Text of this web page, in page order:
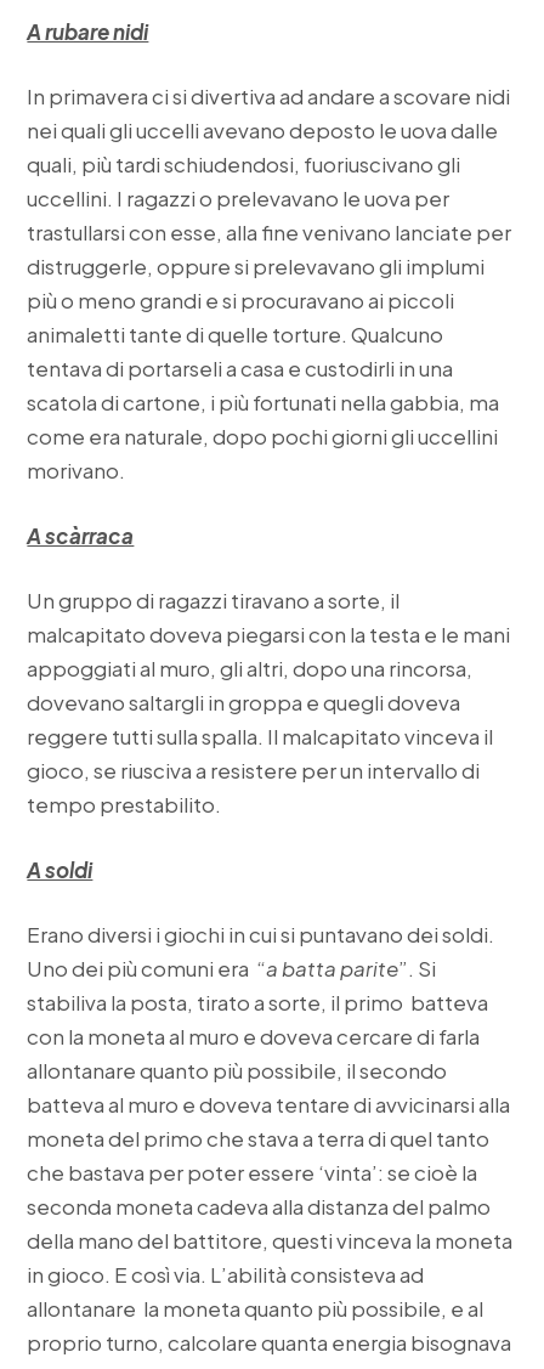
A rubare nidi
In primavera ci si divertiva ad andare a scovare nidi
nei quali gli uccelli avevano deposto le uova dalle
quali, più tardi schiudendosi, fuoriuscivano gli
uccellini. I ragazzi o prelevavano le uova per
trastullarsi con esse, alla fine venivano lanciate per
distruggerle, oppure si prelevavano gli implumi
più o meno grandi e si procuravano ai piccoli
animaletti tante di quelle torture. Qualcuno
tentava di portarseli a casa e custodirli in una
scatola di cartone, i più fortunati nella gabbia, ma
come era naturale, dopo pochi giorni gli uccellini
morivano.
A scàrraca
Un gruppo di ragazzi tiravano a sorte, il
malcapitato doveva piegarsi con la testa e le mani
appoggiati al muro, gli altri, dopo una rincorsa,
dovevano saltargli in groppa e quegli doveva
reggere tutti sulla spalla. Il malcapitato vinceva il
gioco, se riusciva a resistere per un intervallo di
tempo prestabilito.
A soldi
Erano diversi i giochi in cui si puntavano dei soldi.
Uno dei più comuni era “a batta parite”. Si
stabiliva la posta, tirato a sorte, il primo batteva
con la moneta al muro e doveva cercare di farla
allontanare quanto più possibile, il secondo
batteva al muro e doveva tentare di avvicinarsi alla
moneta del primo che stava a terra di quel tanto
che bastava per poter essere ‘vinta’: se cioè la
seconda moneta cadeva alla distanza del palmo
della mano del battitore, questi vinceva la moneta
in gioco. E così via. L’abilità consisteva ad
allontanare la moneta quanto più possibile, e al
proprio turno, calcolare quanta energia bisognava